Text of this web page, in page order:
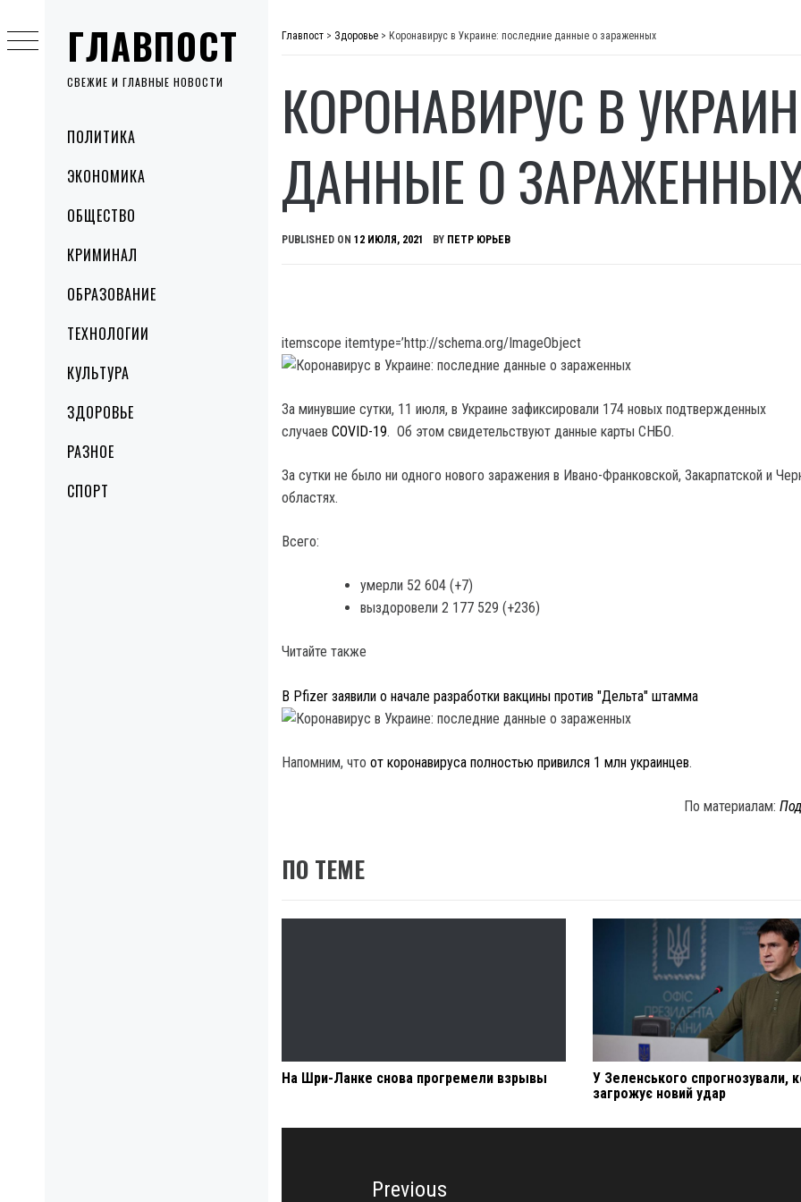
ГЛАВПОСТ
СВЕЖИЕ И ГЛАВНЫЕ НОВОСТИ
MenuПОЛИТИКА
ЭКОНОМИКА
ОБЩЕСТВО
КРИМИНАЛ
ОБРАЗОВАНИЕ
ТЕХНОЛОГИИ
КУЛЬТУРА
ЗДОРОВЬЕ
РАЗНОЕ
СПОРТ
to
content
Главпост > Здоровье > Коронавирус в Украине: последние данные о зараженных
КОРОНАВИРУС В
ДАННЫЕ О
PUBLISHED ON 12 ИЮЛЯ, 2021 BY ПЕТР ЮРЬЕВ
itemscope itemtype=’http://schema.org/ImageObject
За минувшие сутки, 11 июля, в Украине зафиксировали 174 новых подтвержденных
случаев COVID-19. Об этом свидетельствуют данные карты СНБО.
За сутки не было ни одного нового заражения в Ивано-Франковской, Закарпатской и
областях.
Всего:
умерли 52 604 (+7)
выздоровели 2 177 529 (+236)​
Читайте также
В Pfizer заявили о начале разработки вакцины против "Дельта" штамма
Напомним, что от коронавируса полностью привился 1 млн украинцев.
По материалам:
ПО ТЕМЕ
На Шри-Ланке снова прогремели взрывы
У Зеленського спрогнозували,
загрожує новий удар
Навигация
Previous